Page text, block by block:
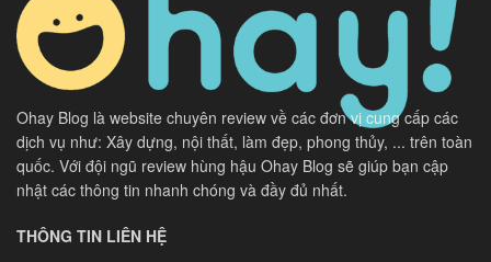
Ohay Blog là website chuyên review về các đơn vị cung cấp các
dịch vụ như: Xây dựng, nội thất, làm đẹp, phong thủy, ... trên toàn
quốc. Với đội ngũ review hùng hậu Ohay Blog sẽ giúp bạn cập
nhật các thông tin nhanh chóng và đầy đủ nhất.
THÔNG TIN LIÊN HỆ